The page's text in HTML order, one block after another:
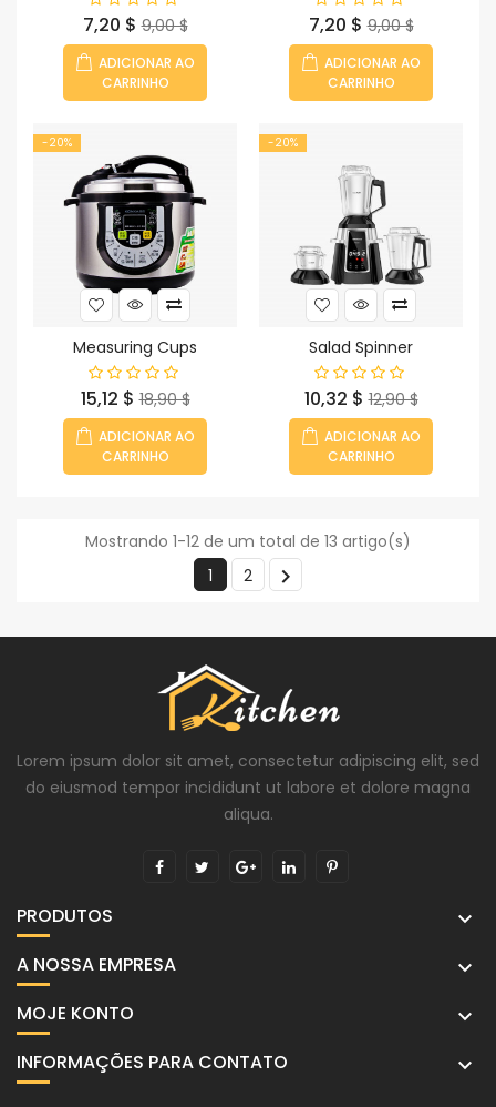
Preço
7,20 $ Preço
normal
9,00 $
ADICIONAR AO
CARRINHO
Preço
7,20 $ Preço
normal
9,00 $
ADICIONAR AO
CARRINHO
-20%
Measuring Cups
Preço
15,12 $ Preço
normal
18,90 $
ADICIONAR AO
CARRINHO
-20%
Salad Spinner
Preço
10,32 $ Preço
normal
12,90 $
ADICIONAR AO
CARRINHO
Mostrando 1-12 de um total de 13 artigo(s)
1
2 
Lorem ipsum dolor sit amet, consectetur adipiscing elit, sed
do eiusmod tempor incididunt ut labore et dolore magna
aliqua.
PRODUTOS 
A NOSSA EMPRESA 
MOJE KONTO 
INFORMAÇÕES PARA CONTATO 